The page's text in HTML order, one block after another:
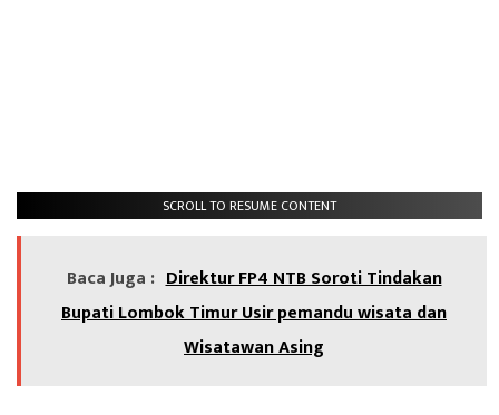
SCROLL TO RESUME CONTENT
Baca Juga : Direktur FP4 NTB Soroti Tindakan
Bupati Lombok Timur Usir pemandu wisata dan
Wisatawan Asing